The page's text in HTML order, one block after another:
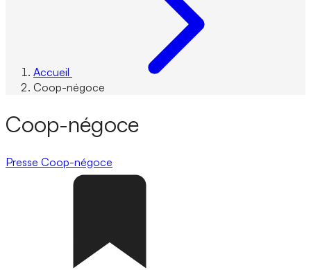
Accueil
Coop-négoce
Coop-négoce
Presse Coop-négoce